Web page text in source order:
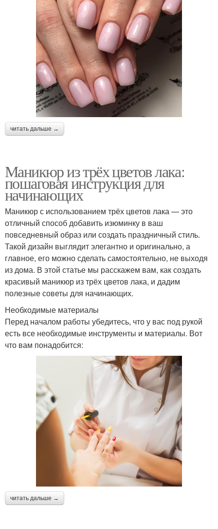
читать дальше →
Маникюр из трёх цветов лака:
пошаговая инструкция для
начинающих
Маникюр с использованием трёх цветов лака — это
отличный способ добавить изюминку в ваш
повседневный образ или создать праздничный стиль.
Такой дизайн выглядит элегантно и оригинально, а
главное, его можно сделать самостоятельно, не выходя
из дома. В этой статье мы расскажем вам, как создать
красивый маникюр из трёх цветов лака, и дадим
полезные советы для начинающих.
Необходимые материалы
Перед началом работы убедитесь, что у вас под рукой
есть все необходимые инструменты и материалы. Вот
что вам понадобится:
читать дальше →